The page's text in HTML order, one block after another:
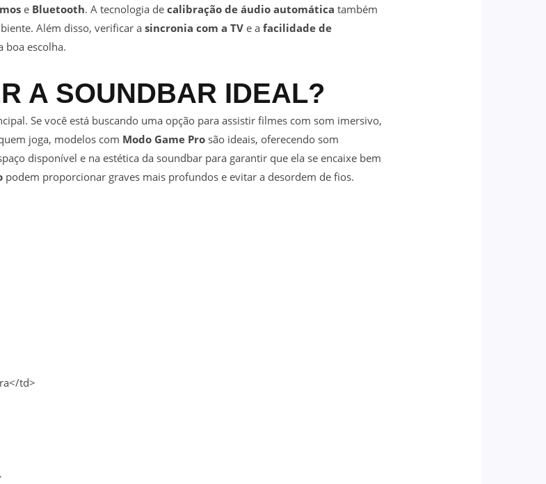
e Bluetooth. A tecnologia de calibração de áudio automática também
Além disso, verificar a sincronia com a TV e a facilidade de
boa escolha.
A SOUNDBAR IDEAL?
Se você está buscando uma opção para assistir filmes com som imersivo,
joga, modelos com Modo Game Pro são ideais, oferecendo som
disponível e na estética da soundbar para garantir que ela se encaixe bem
podem proporcionar graves mais profundos e evitar a desordem de fios.
td>